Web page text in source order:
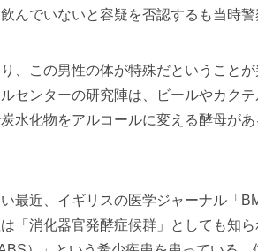
んでいないと容疑を否認するも当時警
、この男性の体が特殊だということ
センターの研究陣は、ビールやカク
水化物をアルコールに変える酵母が
最近、イギリスの医学ジャーナル「
「消化器官発酵症候群」としても知